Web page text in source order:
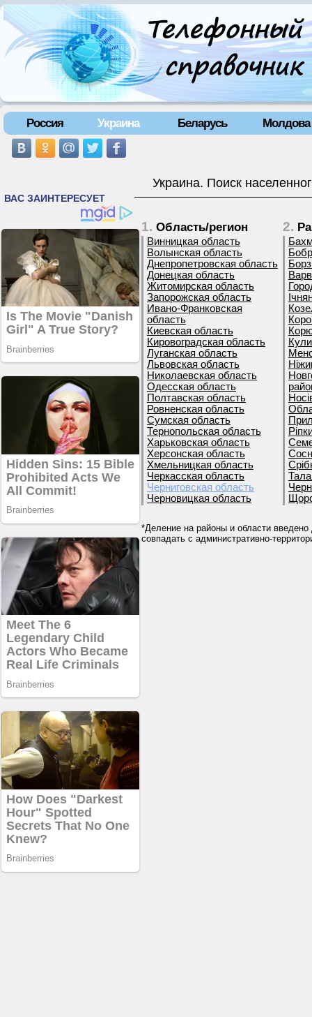
Россия Украина Беларусь Молдова
Украина. Поиск
1. Область/регион
Винницкая область
Волынская область
Днепропетровская область
Донецкая область
Житомирская область
Запорожская область
Ивано-Франковская
область
Киевская область
Кировоградская область
Луганская область
Львовская область
Николаевская область
Одесская область
Полтавская область
Ровненская область
Сумская область
Тернопольская область
Харьковская область
Херсонская область
Хмельницкая область
Черкасская область
Черниговская область
Черновицкая область
2.
*Деление на районы и области введено
совпадать с административно-